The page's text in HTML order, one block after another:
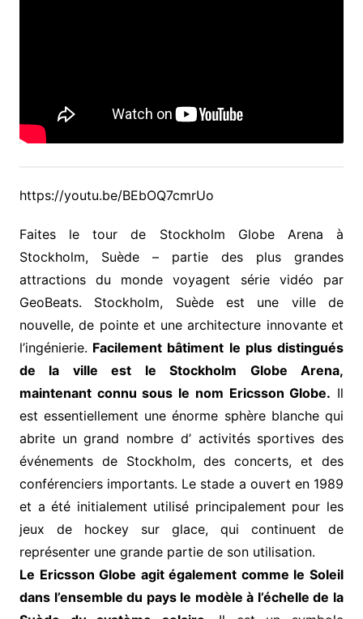
https://youtu.be/BEbOQ7cmrUo
Faites le tour de Stockholm Globe Arena à
Stockholm, Suède – partie des plus grandes
attractions du monde voyagent série vidéo par
GeoBeats. Stockholm, Suède est une ville de
nouvelle, de pointe et une architecture innovante et
l’ingénierie. Facilement bâtiment le plus distingués
de la ville est le Stockholm Globe Arena,
maintenant connu sous le nom Ericsson Globe. Il
est essentiellement une énorme sphère blanche qui
abrite un grand nombre d’ activités sportives des
événements de Stockholm, des concerts, et des
conférenciers importants. Le stade a ouvert en 1989
et a été initialement utilisé principalement pour les
jeux de hockey sur glace, qui continuent de
représenter une grande partie de son utilisation.
Le Ericsson Globe agit également comme le Soleil
dans l’ensemble du pays le modèle à l’échelle de la